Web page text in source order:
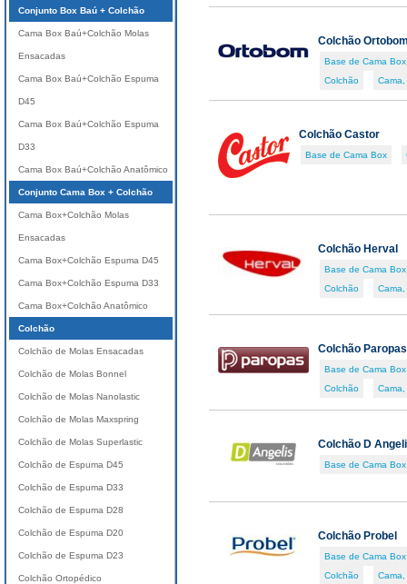
Colchão
Base de Cama Box
Colchão
Colchão Castor
Base de Cama Box
Colchão Herval
Base de Cama Box
Colchão
Colchão Paropas
Base de Cama Box
Colchão
Colchão D
Base de Cama Box
Colchão Probel
Base de Cama Box
Colchão
Conjunto Box Baú + Colchão
Cama Box Baú+Colchão Molas
Ensacadas
Cama Box Baú+Colchão Espuma
D45
Cama Box Baú+Colchão Espuma
D33
Cama Box Baú+Colchão Anatômico
Conjunto Cama Box + Colchão
Cama Box+Colchão Molas
Ensacadas
Cama Box+Colchão Espuma D45
Cama Box+Colchão Espuma D33
Cama Box+Colchão Anatômico
Colchão
Colchão de Molas Ensacadas
Colchão de Molas Bonnel
Colchão de Molas Nanolastic
Colchão de Molas Maxspring
Colchão de Molas Superlastic
Colchão de Espuma D45
Colchão de Espuma D33
Colchão de Espuma D28
Colchão de Espuma D20
Colchão de Espuma D23
Colchão Ortopédico